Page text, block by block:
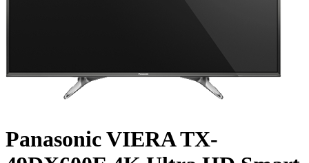
Panasonic VIERA TX-